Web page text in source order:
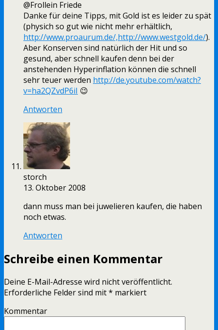
@Frollein Friede
Danke für deine Tipps, mit Gold ist es leider zu spät
(physich so gut wie nicht mehr erhältlich,
http://www.proaurum.de/,http://www.westgold.de/).
Aber Konserven sind natürlich der Hit und so
gesund, aber schnell kaufen denn bei der
anstehenden Hyperinflation können die schnell
sehr teuer werden http://de.youtube.com/watch?
v=ha2QZvdP6iI 😉
Antworten
storch
13. Oktober 2008
dann muss man bei juwelieren kaufen, die haben
noch etwas.
Antworten
Schreibe einen Kommentar
Deine E-Mail-Adresse wird nicht veröffentlicht.
Erforderliche Felder sind mit* markiert
Kommentar